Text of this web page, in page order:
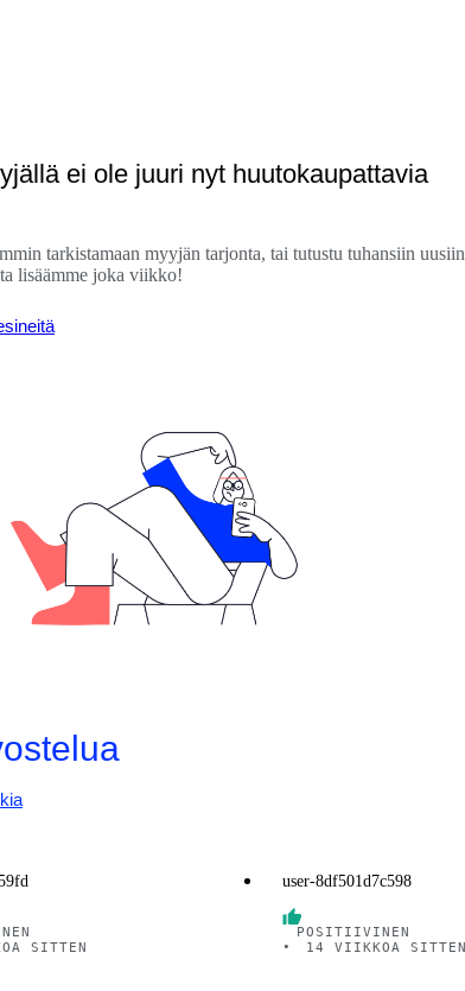
ei ole juuri nyt huutokaupattavia
tarkistamaan myyjän tarjonta, tai tutustu tuhansiin uusiin
lisäämme joka viikko!
SITTEN
user-8df501d7c598
POSITIIVINEN
•
14 VIIKKOA SITTEN